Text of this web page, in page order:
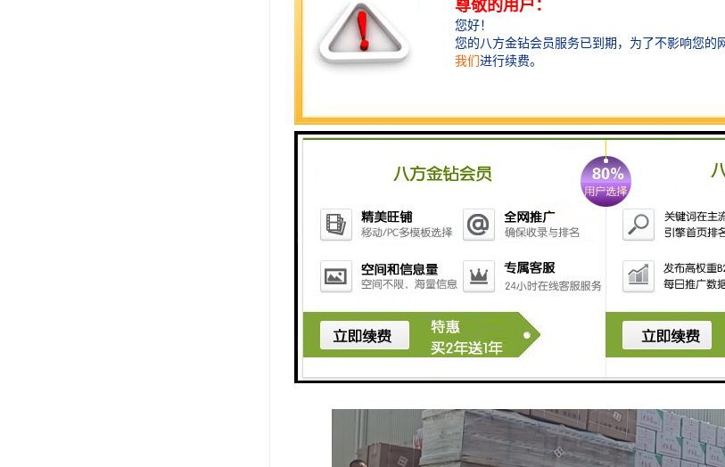
货运的注意事项：
1、货物运输合同的形式；
4、收货人是货物运输合同的第三人；
5、承运人不得拒绝托运人通常、合理的运输要求；
7、安全运输；
8、运输的责任限制；
10、归责原则；
11、承运人的免责条件。